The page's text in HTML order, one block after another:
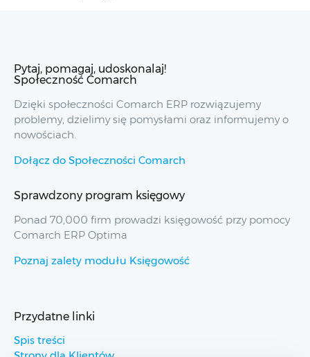
Pytaj, pomagaj, udoskonalaj!
Społeczność Comarch
Dzięki społeczności Comarch ERP rozwiązujemy
problemy, dzielimy się pomysłami oraz informujemy o
nowościach.
Dołącz do Społeczności Comarch
Sprawdzony program księgowy
Ponad 70,000 firm prowadzi księgowość przy pomocy
Comarch ERP Optima
Poznaj zalety modułu Księgowość
Przydatne linki
Spis treści